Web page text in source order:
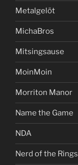
Metalgelöt
MichaBros
Mitsingsause
MoinMoin
Morriton Manor
Name the Game
NDA
Nerd of the Rings